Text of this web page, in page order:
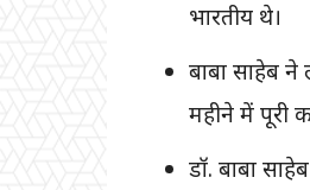
भारतीय थे।
बाबा साहेब
महीने में पूरी
डॉ. बाबा